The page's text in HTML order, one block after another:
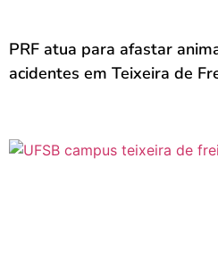
PRF atua para afastar
acidentes em Teixeira de